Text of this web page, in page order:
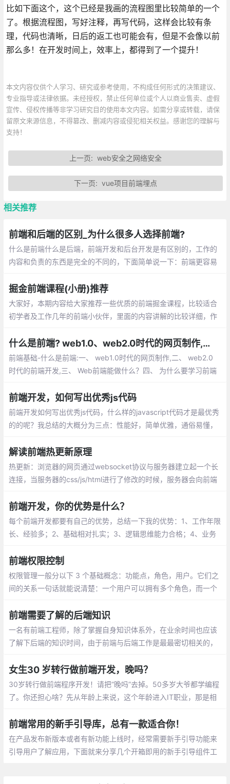
比如下面这个，这个已经是我画的流程图里比较简单的一个
了。根据流程图，写好注释，再写代码，这样会比较有条
理，代码也清晰，日后的返工也可能会有，但是不会像以前
那么多！在开发时间上，效率上，都得到了一个提升！
本文内容仅供个人学习、研究或参考使用，不构成任何形式的决策建议、
专业指导或法律依据。未经授权，禁止任何单位或个人以商业售卖、虚假
宣传、侵权传播等非学习研究目的使用本文内容。如需分享或转载，请保
留原文来源信息，不得篡改、删减内容或侵犯相关权益。感谢您的理解与
支持！
上一页: web安全之网络安全
下一页: vue项目前端埋点
相关推荐
前端和后端的区别_为什么很多人选择前端?
什么是前端什么是后端，前端开发和后台开发是有区别的，工作的
内容和负责的东西是完全的不同的，下面简单说一下：前端更容易
互。后端入门稍困难，每天关注的是业务逻辑的处理，数据的增删
改查，性能的优化
掘金前端课程(小册)推荐
大家好，本期内容给大家推荐一些优质的前
端掘金课程，比较适合初学者及工作几年的
作者也是一线的大厂工作者。有兴趣的小伙
伴快来打卡看一下吧
什么是前端? web1.0、web2.0时代的网页制作,前端开发都有哪些内容等
前端基础-什么是前端:一、 web1.0时代的网页制作,二、 web2.0
时代的前端开发,三、 Web前端能做什么？四、 为什么要学习前端
前端开发，如何写出优秀js代码
前端开发如何写出优秀js代码，什么样的javascript代码才是最优秀
的的呢？我总结的大概分为三点：性能好，简单优雅，通俗易懂，
解读前端热更新原理
热更新：浏览器的网页通过websocket协议与服务器建立起一个长
连接，当服务器的css/js/html进行了修改的时候，服务器会向前端
直接操作dom，局部刷新，如果是js发生了改变，只好刷新整个页
面。
前端开发，你的优势是什么？
每个前端开发都要有自己的优势，总结一下我的优势：1、工作年限
长、经验多；2、基础相对扎实；3、逻辑思维能力合格；4、业务
前端权限控制
权限管理一般分以下 3 个基础概念：功能点，角色，用户。它们之
间的关系一句话就能说清楚：一个用户可以拥有多个角色，而一个
前端需要了解的后端知识
一名有前端工程师，除了掌握自身知识体系外，在业余时间也应该
了解下后端的知识时间，由于前端与后端工作是最最密切相关的，
算机网络、数据结构和算法、计算机组成和原理、离散数学等知识
都要涉及。
女生30 岁转行做前端开发，晚吗？
30岁转行做前端程序开发！请把“晚吗”去掉。50多岁大爷都学编程
了。你还担心啥？先从年龄上来说，这个年龄进入IT职业，那是相
子。
前端常用的新手引导库，总有一款适合你！
在产品发布新版本或者有新功能上线时，经常需要新手引导功能来
引导用户了解应用，下面就来分享几个开箱即用的新手引导组件工